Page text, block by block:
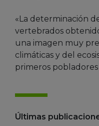
«La determinación
vertebrados
una imagen muy
climáticas y del
primeros
Últimas